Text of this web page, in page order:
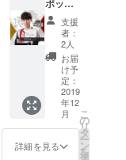
ツも着
て、海
外チー
ムも応
援して
くださ
い！
して日
本・世
界各地
のARス
ポーツ
関連の
イベン
トや自
主開催
のイベ
ントな
どに参
iXA オ
リジナ
ルス
テッ
カー ・
HADO
公式T
シャツ
HADO
公式リ
ストバ
ポット
スポン
サー
コー
ス］ ・
2019
シーズ
ンス
ポット
スポン
サー(個
人) ・
HADO
支援
者：
2人
お届
け予
定：
2019
年12
月
詳細を見る
こ
の
リ
タ
ー
ン
を